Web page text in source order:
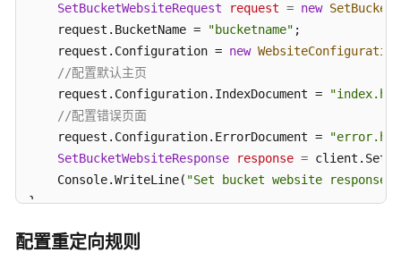
最
佳
SetBucketWebsiteRequest
request = new
    request.BucketName =
"bucketname" ;
    request.Configuration =
new WebsiteConfiguration
//配置默认主页
    request.Configuration.IndexDocument =
//配置错误页面
    request.Configuration.ErrorDocument =
SetBucketWebsiteResponse
response =
    Console.WriteLine(
"Set bucket website
{
配置重定向规则